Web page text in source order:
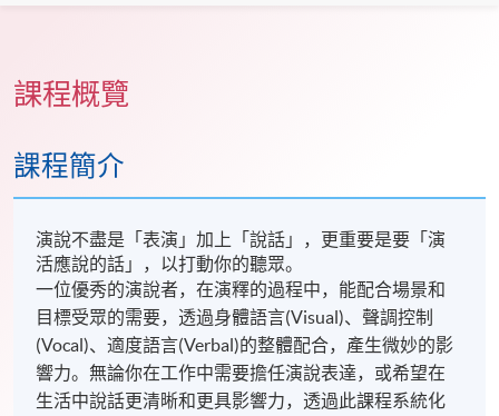
課程概覽
課程簡介
演說不盡是「表演」加上「說話」，更重要是要「演
活應說的話」，以打動你的聽眾。
一位優秀的演說者，在演釋的過程中，能配合場景和
目標受眾的需要，透過身體語言(Visual)、聲調控制
(Vocal)、適度語言(Verbal)的整體配合，產生微妙的影
響力。無論你在工作中需要擔任演說表達，或希望在
生活中說話更清晰和更具影響力，透過此課程系統化